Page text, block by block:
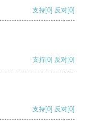
支持[0] 反对[0]
支持[0] 反对[0]
支持[0] 反对[0]